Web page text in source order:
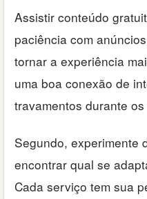
Assistir conteúdo
paciência com
tornar a experiência
uma boa conexão de
travamentos durante
Segundo, experimente
encontrar qual se
Cada serviço tem sua